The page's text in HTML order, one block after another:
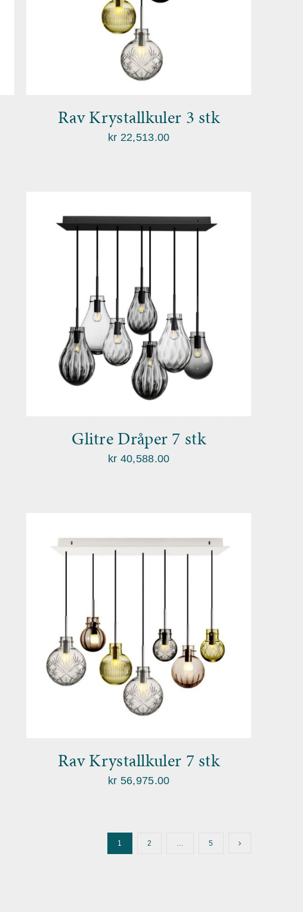
Rav Krystallkuler 3 stk
kr 22,513.00
Glitre Dråper 7 stk
kr 40,588.00
Rav Krystallkuler 7 stk
kr 56,975.00
1 2 … 5